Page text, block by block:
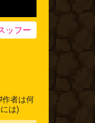
ッフー
作者は何
は)